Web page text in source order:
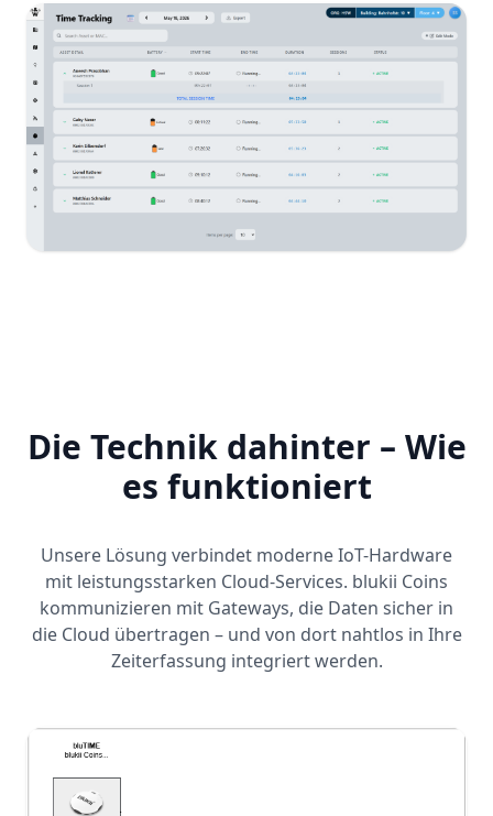
Die Technik dahinter – Wie
es funktioniert
Unsere Lösung verbindet moderne IoT-Hardware
mit leistungsstarken Cloud-Services. blukii Coins
kommunizieren mit Gateways, die Daten sicher in
die Cloud übertragen – und von dort nahtlos in Ihre
Zeiterfassung integriert werden.